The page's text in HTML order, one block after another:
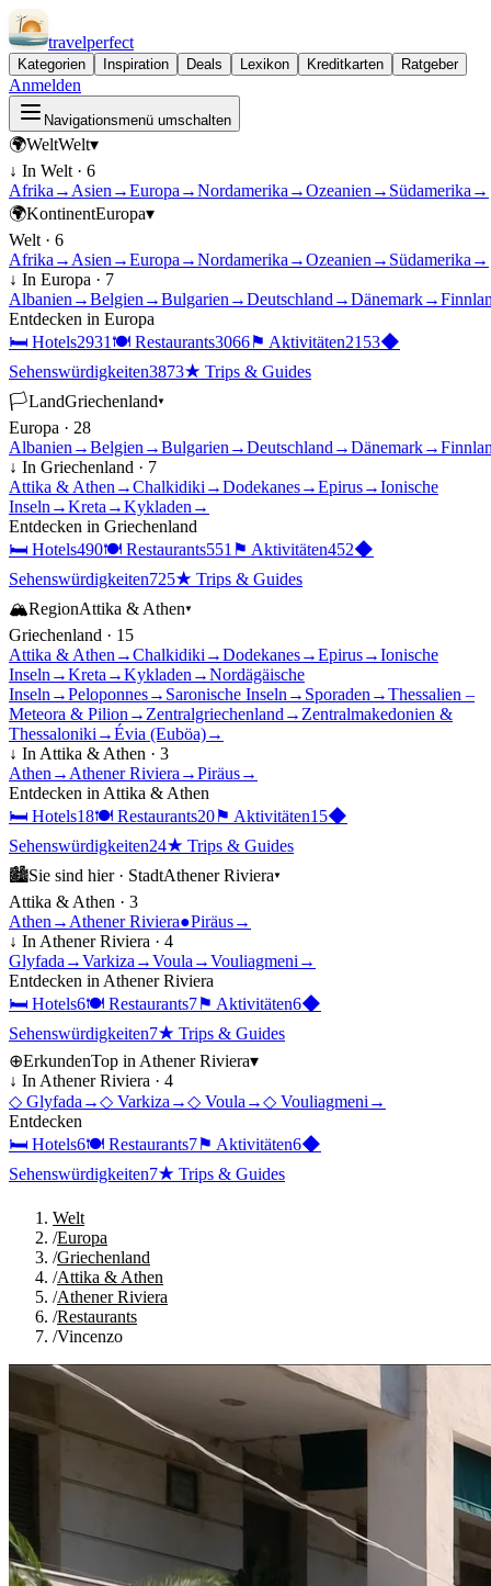
travelperfect
Kategorien Inspiration Deals Lexikon Kreditkarten Ratgeber
Anmelden
Navigationsmenü umschalten
🌍WeltWelt▾
↓ In Welt · 6
Afrika → Asien →Europa →Nordamerika →Ozeanien → Südamerika →
🌍KontinentEuropa▾
Welt · 6
Afrika → Asien →Europa →Nordamerika →Ozeanien → Südamerika →
↓ In Europa · 7
Albanien →Belgien →Bulgarien →Deutschland →Dänemark→
Entdecken in Europa
🛏 Hotels2931 🍽 Restaurants3066⚑ Aktivitäten2153◆
Sehenswürdigkeiten3873★ Trips & Guides
🏳LandGriechenland▾
Europa · 28
Albanien →Belgien →Bulgarien →Deutschland →Dänemark→
↓ In Griechenland · 7
Attika & Athen →Chalkidiki →Dodekanes→Epirus→Ionische
Inseln →Kreta →Kykladen →
Entdecken in Griechenland
🛏 Hotels490🍽 Restaurants551 ⚑ Aktivitäten452◆
Sehenswürdigkeiten725★ Trips & Guides
🏔RegionAttika & Athen▾
Griechenland · 15
Attika & Athen →Chalkidiki →Dodekanes→Epirus→Ionische
Inseln →Kreta →Kykladen →Nordägäische
Inseln →Peloponnes→ Saronische Inseln → Sporaden →Thessalien –
Meteora & Pilion → Zentralgriechenland → Zentralmakedonien &
Thessaloniki →Évia (Euböa)→
↓ In Attika & Athen · 3
Athen → Athener Riviera →Piräus→
Entdecken in Attika & Athen
🛏 Hotels18🍽 Restaurants20⚑ Aktivitäten15◆
Sehenswürdigkeiten24★ Trips & Guides
🏙Sie sind hier · StadtAthener Riviera▾
Attika & Athen · 3
Athen → Athener Riviera●Piräus→
↓ In Athener Riviera · 4
Glyfada →Varkiza →Voula →Vouliagmeni →
Entdecken in Athener Riviera
🛏 Hotels6🍽 Restaurants7⚑ Aktivitäten6◆
Sehenswürdigkeiten7★ Trips & Guides
⊕ErkundenTop in Athener Riviera▾
↓ In Athener Riviera · 4
◇ Glyfada →◇ Varkiza →◇ Voula →◇ Vouliagmeni →
Entdecken
🛏 Hotels6🍽 Restaurants7⚑ Aktivitäten6◆
Sehenswürdigkeiten7★ Trips & Guides
Welt
/Europa
/Griechenland
/Attika & Athen
/Athener Riviera
/Restaurants
/Vincenzo